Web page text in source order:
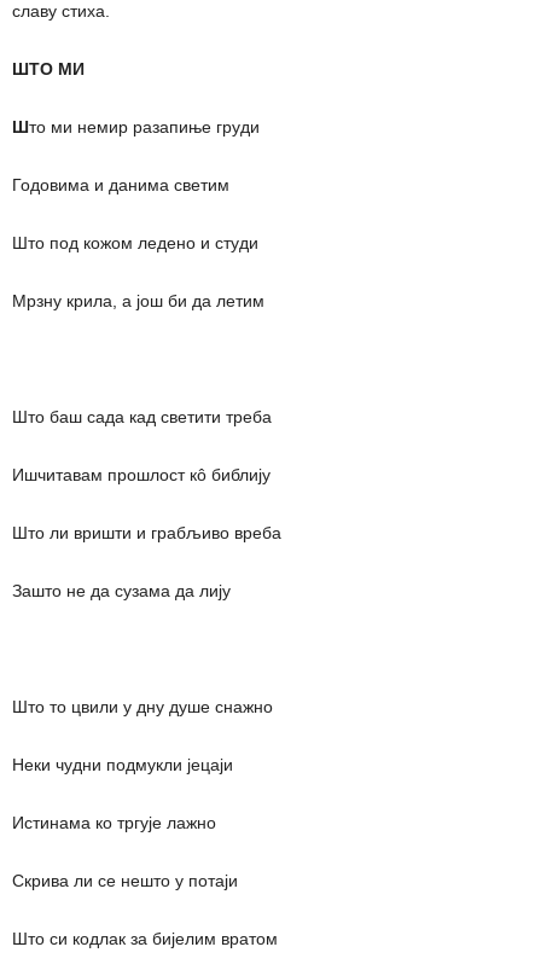
славу стиха.
ШТО МИ
Што ми немир разапиње груди
Годовима и данима светим
Што под кожом ледено и студи
Мрзну крила, а још би да летим
Што баш сада кад светити треба
Ишчитавам прошлост кô библију
Што ли вришти и грабљиво вреба
Зашто не да сузама да лију
Што то цвили у дну душе снажно
Неки чудни подмукли јецаји
Истинама ко тргује лажно
Скрива ли се нешто у потаји
Што си кодлак за бијелим вратом